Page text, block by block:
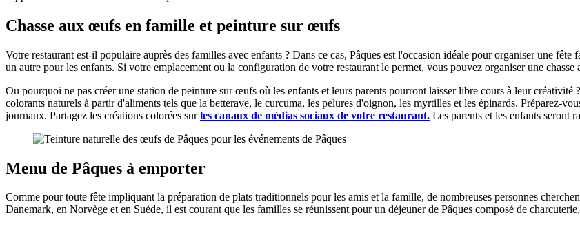
Chasse aux œufs en famille et peinture sur œufs
Votre restaurant est-il populaire auprès des familles avec enfants ? Dans ce cas, Pâques est l'occasion idéale pour organiser une fête
un autre pour les enfants. Si votre emplacement ou la configuration de votre restaurant le permet, vous pouvez organiser une
Ou pourquoi ne pas créer une station de peinture sur œufs où les enfants et leurs parents pourront laisser libre cours à leur
colorants naturels à partir d'aliments tels que la betterave, le curcuma, les pelures d'oignon, les myrtilles et les épinards. Préparez-
journaux. Partagez les créations colorées surles canaux de médias sociaux de votre restaurant. Les parents et les enfants seront
Menu de Pâques à emporter
Comme pour toute fête impliquant la préparation de plats traditionnels pour les amis et la famille, de nombreuses personnes
Danemark, en Norvège et en Suède, il est courant que les familles se réunissent pour un déjeuner de Pâques composé de